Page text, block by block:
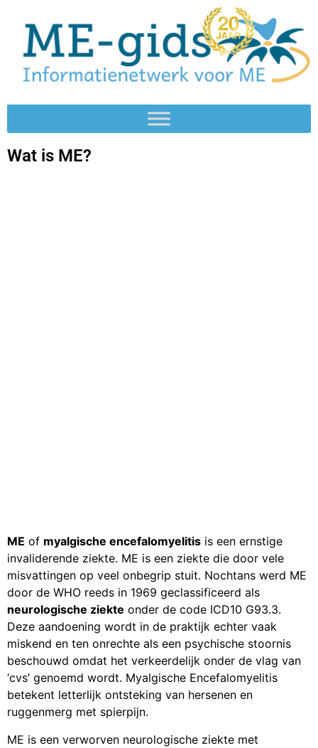
Wat is ME?
ME of myalgische encefalomyelitis is een ernstige
invaliderende ziekte. ME is een ziekte die door vele
misvattingen op veel onbegrip stuit. Nochtans werd ME
door de WHO reeds in 1969 geclassificeerd als
neurologische ziekte onder de code ICD10 G93.3.
Deze aandoening wordt in de praktijk echter vaak
miskend en ten onrechte als een psychische stoornis
beschouwd omdat het verkeerdelijk onder de vlag van
‘cvs’ genoemd wordt. Myalgische Encefalomyelitis
betekent letterlijk ontsteking van hersenen en
ruggenmerg met spierpijn.
ME is een verworven neurologische ziekte met